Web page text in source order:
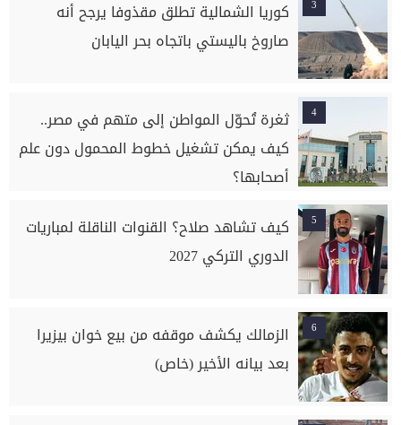
3
كوريا الشمالية تطلق مقذوفا يرجح أنه
صاروخ باليستي باتجاه بحر اليابان
4
ثغرة تُحوّل المواطن إلى متهم في مصر..
كيف يمكن تشغيل خطوط المحمول دون علم
أصحابها؟
5
كيف تشاهد صلاح؟ القنوات الناقلة لمباريات
الدوري التركي 2027
6
الزمالك يكشف موقفه من بيع خوان بيزيرا
بعد بيانه الأخير (خاص)